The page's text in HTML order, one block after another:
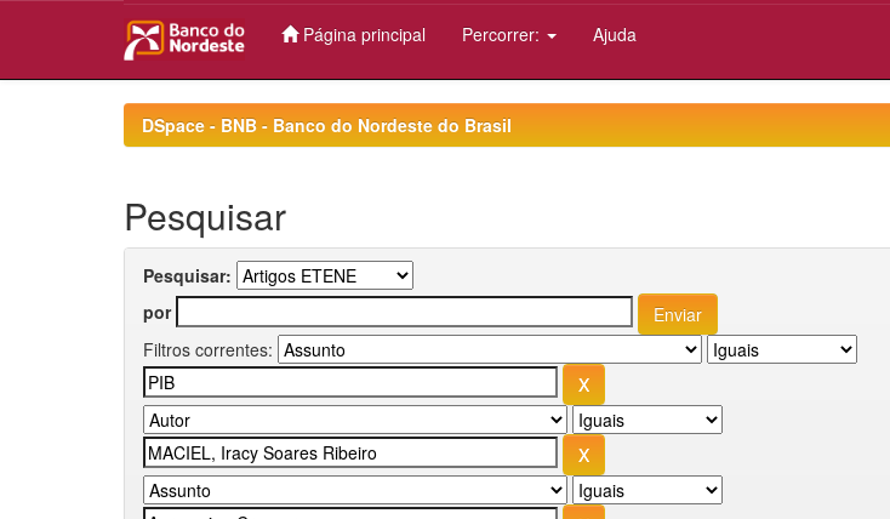
Página principal Percorrer: Ajuda
DSpace - BNB - Banco do Nordeste do Brasil
Pesquisar
Pesquisar:
por
Filtros correntes: